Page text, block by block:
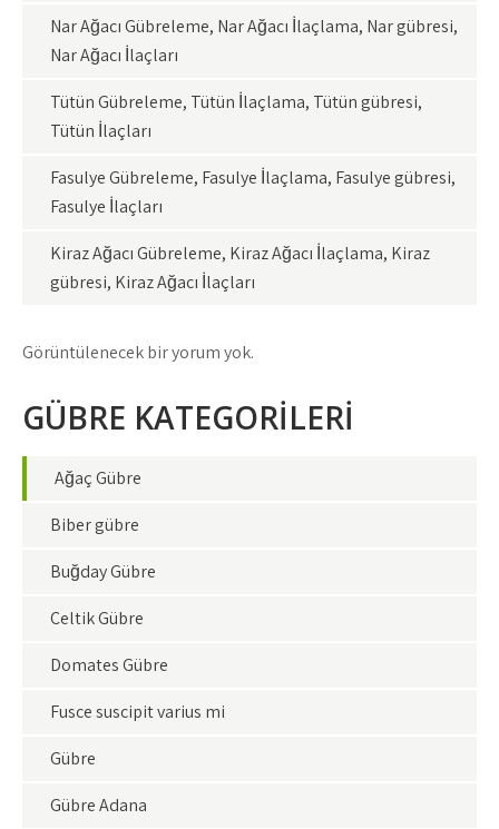
Nar Ağacı Gübreleme, Nar Ağacı İlaçlama, Nar gübresi,
Nar Ağacı İlaçları
Tütün Gübreleme, Tütün İlaçlama, Tütün gübresi,
Tütün İlaçları
Fasulye Gübreleme, Fasulye İlaçlama, Fasulye gübresi,
Fasulye İlaçları
Kiraz Ağacı Gübreleme, Kiraz Ağacı İlaçlama, Kiraz
gübresi, Kiraz Ağacı İlaçları
Görüntülenecek bir yorum yok.
GÜBRE KATEGORİLERİ
Ağaç Gübre
Biber gübre
Buğday Gübre
Çeltik Gübre
Domates Gübre
Fusce suscipit varius mi
Gübre
Gübre Adana